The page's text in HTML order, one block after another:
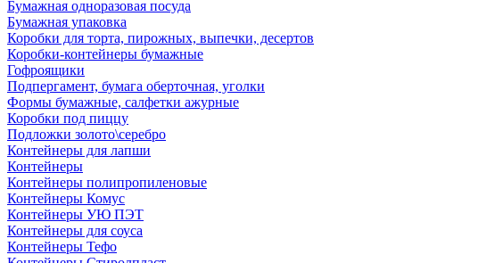
Бумажная одноразовая посуда
Бумажная упаковка
Коробки для торта, пирожных, выпечки, десертов
Коробки-контейнеры бумажные
Гофроящики
Подпергамент, бумага оберточная, уголки
Формы бумажные, салфетки ажурные
Коробки под пиццу
Подложки золото\серебро
Контейнеры для лапши
Контейнеры
Контейнеры полипропиленовые
Контейнеры Комус
Контейнеры УЮ ПЭТ
Контейнеры для соуса
Контейнеры Тефо